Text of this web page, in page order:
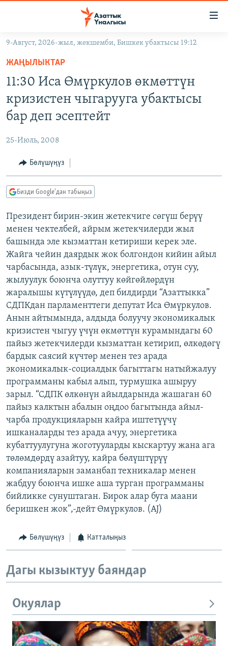
Навигацияга
өтүңүз
салыңыз
МАДАНИЯТ
УКРАИНА
ТВ ПРОГРАММАЛАР
БҮГҮН АЗАТТЫКТА
ДАНИСТЕ
АЗАТТЫК+
ЫҢГАЙСЫЗ СУРООЛОР
ПОДКАСТ
ОНЛАЙН ШЕРИНЕ
ЭЕ/АРнун бардык сайттары
9-Август, 2026-жыл, жекшемби, Бишкек убактысы 19:12
ЖАҢЫЛЫКТАР
11:30 Иса Өмүркулов өкмөттүн
кризистен чыгарууга убактысы
бар деп эсептейт
25-Июль, 2008
Бөлүшүңүз
Бизди Google'дан табыңыз
Президент бирин-экин жетекчиге сөгүш берүү
менен чектелбей, айрым жетекчилерди жыл
башында эле кызматтан кетириши керек эле.
Жайга чейин даярдык жок болгондон кийин айыл
чарбасында, азык-түлүк, энергетика, отун суу,
жылуулук боюнча олуттуу көйгөйлөрдүн
жаралышы күтүлүүдө, деп билдирди “Азаттыкка”
СДПКдан парламенттеги депутат Иса Өмүркулов.
Анын айтымында, алдыда болуучу экономикалык
кризистен чыгуу үчүн өкмөттүн курамындагы 60
пайыз жетекчилерди кызматтан кетирип, өлкөдөгү
бардык саясий күчтөр менен тез арада
экономикалык-социалдык багыттагы натыйжалуу
программаны кабыл алып, турмушка ашыруу
зарыл. “СДПК өлкөнүн айылдарында жашаган 60
пайыз калктын абалын оңдоо багытында айыл-
чарба продукцияларын кайра иштетүүчү
ишканаларды тез арада ачуу, энергетика
кубаттуулугуна жоготууларды кыскартуу жана ага
төлөмдөрдү азайтуу, кайра бөлүштүрүү
компанияларын заманбап техникалар менен
жабдуу боюнча ишке аша турган программаны
бийликке сунуштаган. Бирок алар буга маани
беришкен жок”,-дейт Өмүркулов. (AJ)
Бөлүшүңүз Катталыңыз
Дагы кызыктуу баяндар
Окуялар